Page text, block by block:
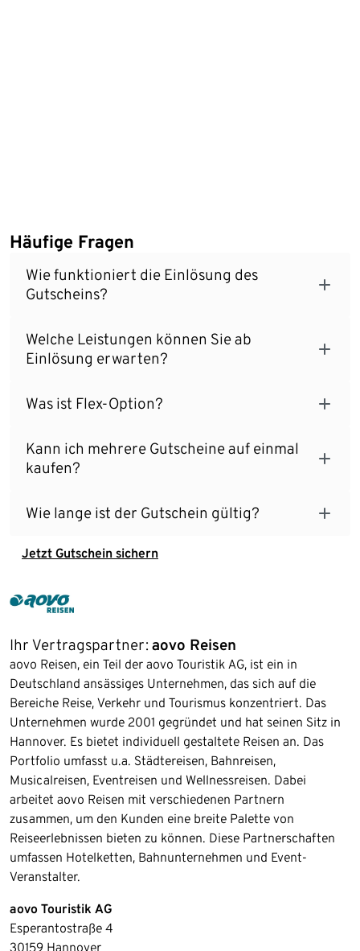
Häufige Fragen
Wie funktioniert die Einlösung des
Gutscheins?
Welche Leistungen können Sie ab
Einlösung erwarten?
Was ist Flex-Option?
Kann ich mehrere Gutscheine auf einmal
kaufen?
Wie lange ist der Gutschein gültig?
Jetzt Gutschein sichern
Ihr Vertragspartner: aovo Reisen
aovo Reisen, ein Teil der aovo Touristik AG, ist ein in
Deutschland ansässiges Unternehmen, das sich auf die
Bereiche Reise, Verkehr und Tourismus konzentriert. Das
Unternehmen wurde 2001 gegründet und hat seinen Sitz in
Hannover. Es bietet individuell gestaltete Reisen an. Das
Portfolio umfasst u.a. Städtereisen, Bahnreisen,
Musicalreisen, Eventreisen und Wellnessreisen. Dabei
arbeitet aovo Reisen mit verschiedenen Partnern
zusammen, um den Kunden eine breite Palette von
Reiseerlebnissen bieten zu können. Diese Partnerschaften
umfassen Hotelketten, Bahnunternehmen und Event-
Veranstalter.
aovo Touristik AG
Esperantostraße 4
30159 Hannover